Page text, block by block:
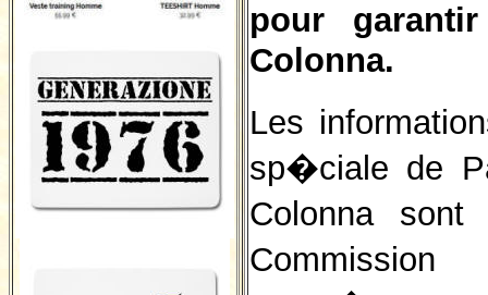
pour
Colonna.
Les
sp�ciale de
Colonna